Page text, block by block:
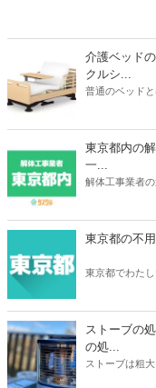
り、満足ので
介護ベッド
クルシ...
普通のベッド
相場や、おす
らいで売れる
東京都内の解体工
一...
解体工事業者
で、しっかり
東京都の不
東京都でわた
を選ぶことで
ストーブの
の処...
ストーブは粗